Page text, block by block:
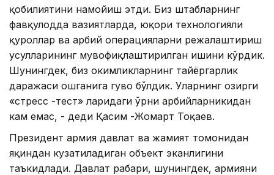
қобилиятини намойиш этди. Биз штабларнинг
фавқулодда вазиятларда, юқори технологияли
қуроллар ва ҳарбий операцияларни режалаштириш
усулларининг мувофиқлаштирилган ишини кўрдик.
Шунингдек, биз ҳокимликларнинг тайёргарлик
даражаси ошганига гувоҳ бўлдик. Уларнинг ҳозирги
«стресс -тест» ларидаги ўрни ҳарбийларникидан
кам емас, - деди Қасим -Жомарт Тоқаев.
Президент армия давлат ва жамият томонидан
яқиндан кузатиладиган объект эканлигини
таъкидлади. Давлат раҳбари, шунингдек, армияни